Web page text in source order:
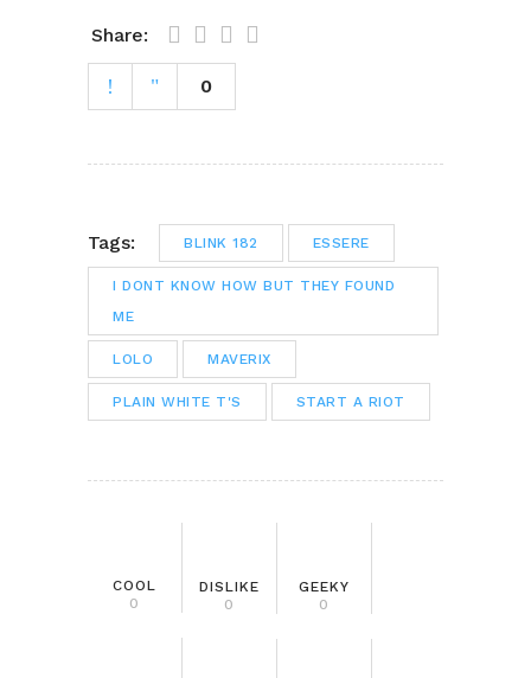
Share:
0
Tags: BLINK 182 ESSERE
I DONT KNOW HOW BUT THEY FOUND
ME
LOLO MAVERIX
PLAIN WHITE T'S START A RIOT
COOL
0
DISLIKE
0
GEEKY
0